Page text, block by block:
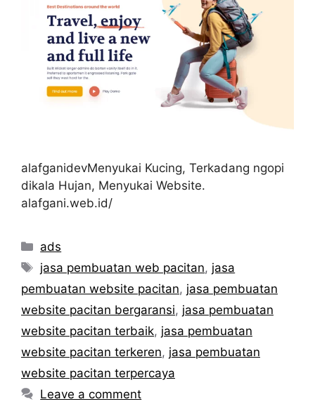
alafganidevMenyukai Kucing, Terkadang ngopi
dikala Hujan, Menyukai Website.
alafgani.web.id/
Categories
ads
Tags
jasa pembuatan web pacitan, jasa
pembuatan website pacitan, jasa pembuatan
website pacitan bergaransi, jasa pembuatan
website pacitan terbaik, jasa pembuatan
website pacitan terkeren, jasa pembuatan
website pacitan terpercaya
Leave a comment